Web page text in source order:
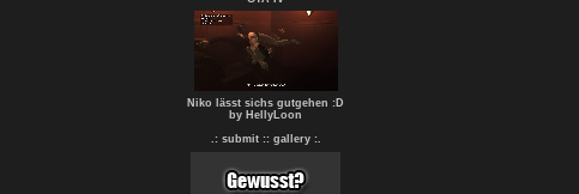
Niko lässt sichs gutgehen :D
by HellyLoon
.: submit : : gallery :.